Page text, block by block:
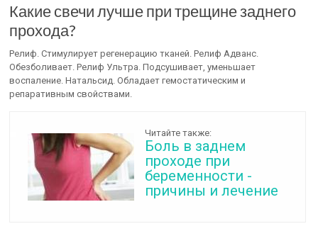
Какие свечи лучше при трещине заднего
прохода?
Релиф. Стимулирует регенерацию тканей. Релиф Адванс.
Обезболивает. Релиф Ультра. Подсушивает, уменьшает
воспаление. Натальсид. Обладает гемостатическим и
репаративным свойствами.
Читайте также:
Боль в заднем
проходе при
беременности -
причины и лечение